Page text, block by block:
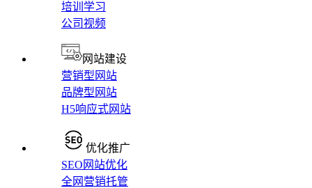
培训学习
公司视频
网站建设
营销型网站
品牌型网站
H5响应式网站
优化推广
SEO网站优化
全网营销托管